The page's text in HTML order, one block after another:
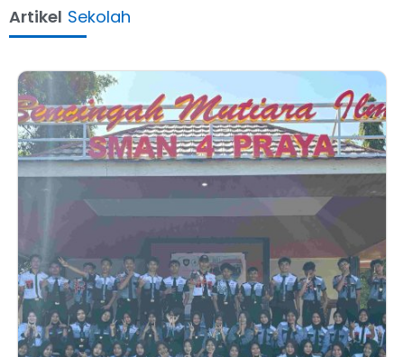
Artikel Sekolah